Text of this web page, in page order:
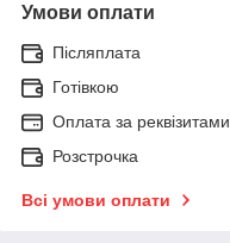
Умови оплати
Післяплата
Готівкою
Оплата за реквізитами
Розстрочка
Всі умови оплати